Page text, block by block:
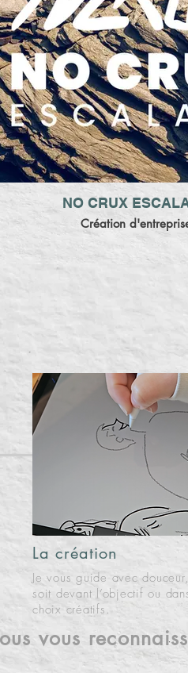
NO CRUX
Création
La création
Je vous guide avec
soit devant l’objectif ou
choix créatifs.
vous